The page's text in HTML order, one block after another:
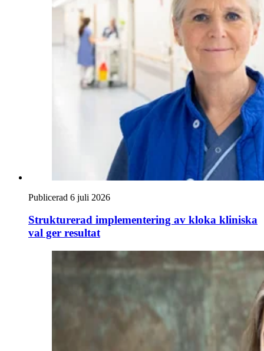
Publicerad 6 juli 2026
Strukturerad implementering av kloka kliniska
val ger resultat